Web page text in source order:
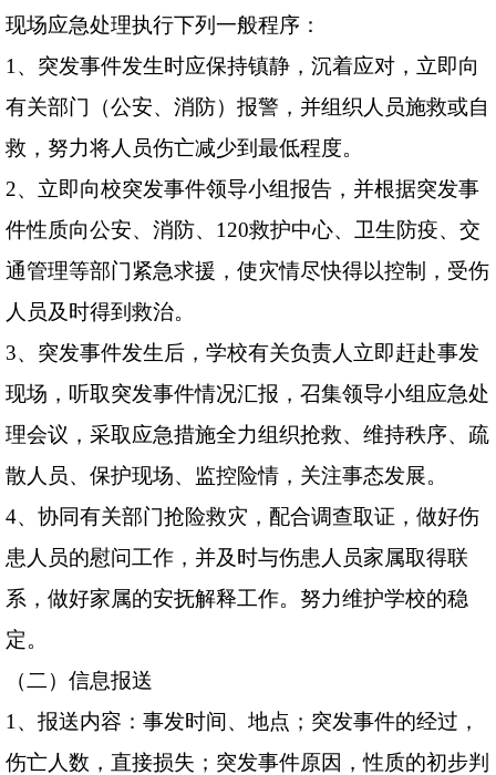
现场应急处理执行下列一般程序：
1 、突发事件发生时应保持镇静，沉着应对，立即向
有关部门（公安、消防）报警，并组织人员施救或自
救，努力将人员伤亡减少到最低程度。
2、立即向校突发事件领导小组报告，并根据突发事
件性质向公安、消防、 120救护中心、卫生防疫、交
通管理等部门紧急求援，使灾情尽快得以控制，受伤
人员及时得到救治。
3、突发事件发生后，学校有关负责人立即赶赴事发
现场，听取突发事件情况汇报，召集领导小组应急处
理会议，采取应急措施全力组织抢救、维持秩序、疏
散人员、保护现场、监控险情，关注事态发展。
4、协同有关部门抢险救灾，配合调查取证，做好伤
患人员的慰问工作，并及时与伤患人员家属取得联
系，做好家属的安抚解释工作。努力维护学校的稳
定。
（二）信息报送
1 、报送内容：事发时间、地点；突发事件的经过，
伤亡人数，直接损失；突发事件原因，性质的初步判